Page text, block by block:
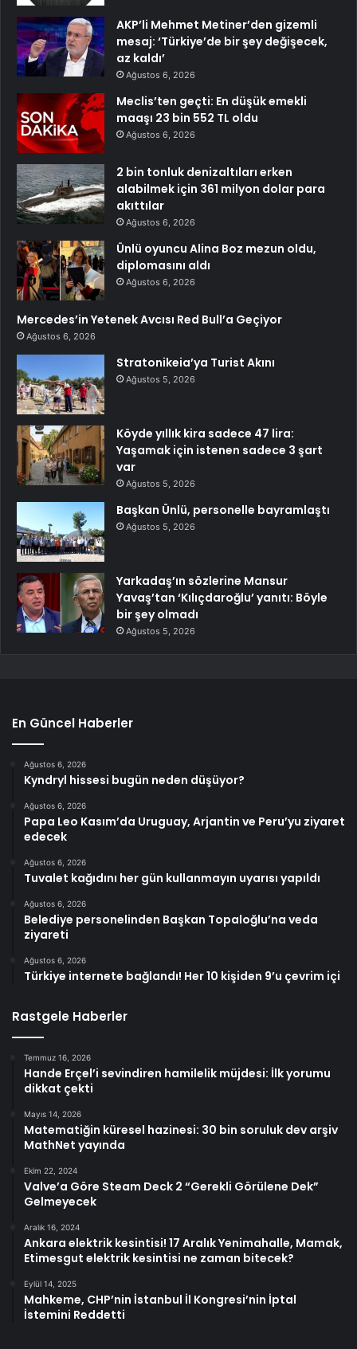
AKP’li Mehmet Metiner’den gizemli
mesaj: ‘Türkiye’de bir şey değişecek,
az kaldı’
Ağustos 6, 2026
Meclis’ten geçti: En düşük emekli
maaşı 23 bin 552 TL oldu
Ağustos 6, 2026
2 bin tonluk denizaltıları erken
alabilmek için 361 milyon dolar para
akıttılar
Ağustos 6, 2026
Ünlü oyuncu Alina Boz mezun oldu,
diplomasını aldı
Ağustos 6, 2026
Mercedes’in Yetenek Avcısı Red Bull’a Geçiyor
Ağustos 6, 2026
Stratonikeia’ya Turist Akını
Ağustos 5, 2026
Köyde yıllık kira sadece 47 lira:
Yaşamak için istenen sadece 3 şart
var
Ağustos 5, 2026
Başkan Ünlü, personelle bayramlaştı
Ağustos 5, 2026
Yarkadaş’ın sözlerine Mansur
Yavaş’tan ‘Kılıçdaroğlu’ yanıtı: Böyle
bir şey olmadı
Ağustos 5, 2026
En Güncel Haberler
Ağustos 6, 2026
Kyndryl hissesi bugün neden düşüyor?
Ağustos 6, 2026
Papa Leo Kasım’da Uruguay, Arjantin ve Peru’yu ziyaret
edecek
Ağustos 6, 2026
Tuvalet kağıdını her gün kullanmayın uyarısı yapıldı
Ağustos 6, 2026
Belediye personelinden Başkan Topaloğlu’na veda
ziyareti
Ağustos 6, 2026
Türkiye internete bağlandı! Her 10 kişiden 9’u çevrim içi
Rastgele Haberler
Temmuz 16, 2026
Hande Erçel’i sevindiren hamilelik müjdesi: İlk yorumu
dikkat çekti
Mayıs 14, 2026
Matematiğin küresel hazinesi: 30 bin soruluk dev arşiv
MathNet yayında
Ekim 22, 2024
Valve’a Göre Steam Deck 2 “Gerekli Görülene Dek”
Gelmeyecek
Aralık 16, 2024
Ankara elektrik kesintisi! 17 Aralık Yenimahalle, Mamak,
Etimesgut elektrik kesintisi ne zaman bitecek?
Eylül 14, 2025
Mahkeme, CHP’nin İstanbul İl Kongresi’nin İptal
İstemini Reddetti